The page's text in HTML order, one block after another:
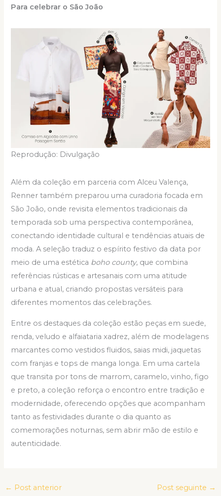
Para celebrar o São João
Reprodução: Divulgação
Além da coleção em parceria com Alceu Valença,
Renner também preparou uma curadoria focada em
São João, onde revisita elementos tradicionais da
temporada sob uma perspectiva contemporânea,
conectando identidade cultural e tendências atuais de
moda. A seleção traduz o espírito festivo da data por
meio de uma estética boho county, que combina
referências rústicas e artesanais com uma atitude
urbana e atual, criando propostas versáteis para
diferentes momentos das celebrações.
Entre os destaques da coleção estão peças em suede,
renda, veludo e alfaiataria xadrez, além de modelagens
marcantes como vestidos fluidos, saias midi, jaquetas
com franjas e tops de manga longa. Em uma cartela
que transita por tons de marrom, caramelo, vinho, figo
e preto, a coleção reforça o encontro entre tradição e
modernidade, oferecendo opções que acompanham
tanto as festividades durante o dia quanto as
comemorações noturnas, sem abrir mão de estilo e
autenticidade.
← Post anterior Post seguinte →